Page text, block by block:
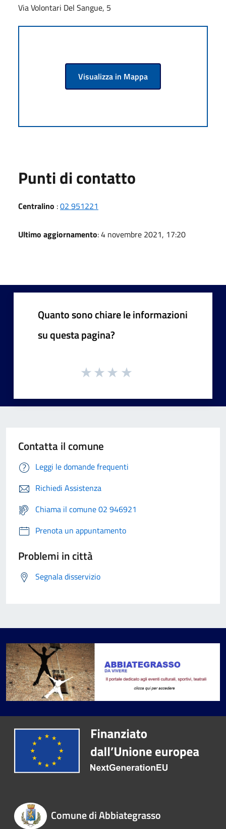
Via Volontari Del Sangue, 5
Visualizza in Mappa
Punti di contatto
Centralino :02 951221
Ultimo aggiornamento: 4 novembre 2021, 17:20
Quanto sono chiare le informazioni
su questa pagina?
Contatta il comune
Leggi le domande frequenti
Richiedi Assistenza
Chiama il comune 02 946921
Prenota un appuntamento
Problemi in città
Segnala disservizio
Comune di Abbiategrasso